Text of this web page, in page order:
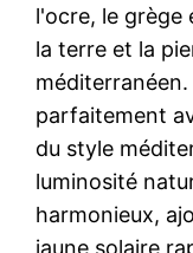
l'ocre, le grège
la terre et la
parfaitement
du style
luminosité
harmonieux,
jaune solaire